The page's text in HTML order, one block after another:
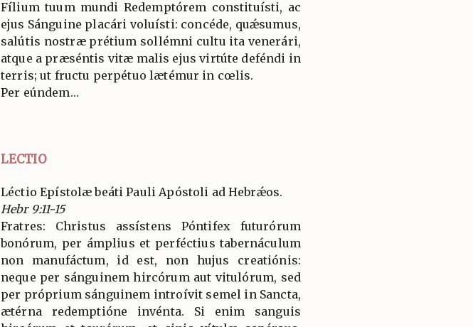
Fílium tuum mundi Redemptórem constituísti, ac
ejus Sánguine placári voluísti: concéde, quǽsumus,
salútis nostræ prétium sollémni cultu ita venerári,
atque a præséntis vitæ malis ejus virtúte deféndi in
terris; ut fructu perpétuo lætémur in cœlis.
Per eúndem…
LECTIO
Léctio Epístolæ beáti Pauli Apóstoli ad Hebrǽos.
Hebr 9:11-15
Fratres: Christus assístens Póntifex futurórum
bonórum, per ámplius et perféctius tabernáculum
non manufáctum, id est, non hujus creatiónis:
neque per sánguinem hircórum aut vitulórum, sed
per próprium sánguinem introívit semel in Sancta,
ætérna redemptióne invénta. Si enim sanguis